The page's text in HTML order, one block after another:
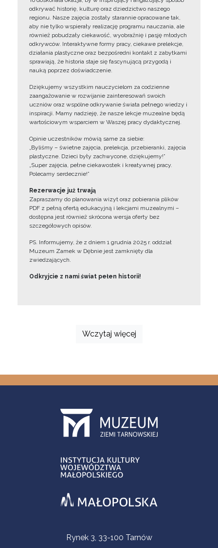
odkrywać historię, kulturę oraz dziedzictwo naszego
regionu. Nasze zajęcia zostały starannie opracowane tak,
aby nie tylko wspierały realizację programu nauczania, ale
również pobudzały ciekawość, wyobraźnię i pasję młodych
odkrywców. Interaktywne formy pracy, ciekawe prelekcje,
działania plastyczne oraz bezpośredni kontakt z zabytkami
sprawiają, że historia staje się fascynującą przygodą i
nauką poprzez doświadczenie.
Dziękujemy wszystkim nauczycielom za codzienne
zaangażowanie w rozwijanie zainteresowań swoich
uczniów oraz wspólne odkrywanie świata pełnego wiedzy i
inspiracji. Mamy nadzieję, że nasze lekcje muzealne będą
wartościowym wsparciem w Waszej pracy dydaktycznej.
Opinie uczestników mówią same za siebie:
„Byliśmy – świetne zajęcia, prelekcja, przebieranki, zajęcia
plastyczne. Dzieci były zachwycone, dziękujemy!”
„Super zajęcia, pełne ciekawostek i kreatywnej pracy.
Polecamy serdecznie!”
Rezerwacje już trwają
Zapraszamy do planowania wizyt oraz pobierania plików
PDF z pełną ofertą edukacyjną i lekcjami muzealnymi –
dostępna jest również skrócona wersja oferty bez
szczegółowych opisów.
PS. Informujemy, że z dniem 1 grudnia 2025 r. oddział
Muzeum Zamek w Dębnie jest zamknięty dla
zwiedzających.
Odkryjcie z nami świat pełen historii!
Wczytaj więcej
Informacje kontaktoweRynek 3, 33-100 Tarnów